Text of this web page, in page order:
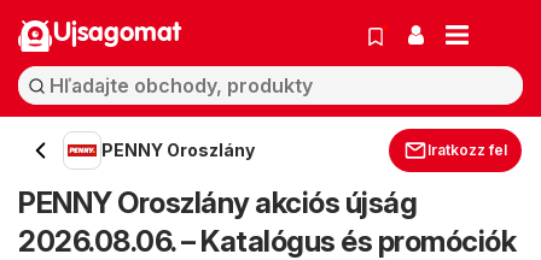
Ujsagomat
PENNY Oroszlány Iratkozz fel
PENNY Oroszlány akciós újság
2026.08.06. – Katalógus és promóciók